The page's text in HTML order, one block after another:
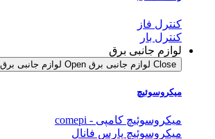
کنترل فاز
کنترل بار
لوازم جانبی برق
Close لوازم جانبی برق Open لوازم جانبی برق
میکروسوئیچ
میکروسوئیچ کامپی - comepi
میکروسوئیچ پارس فانال